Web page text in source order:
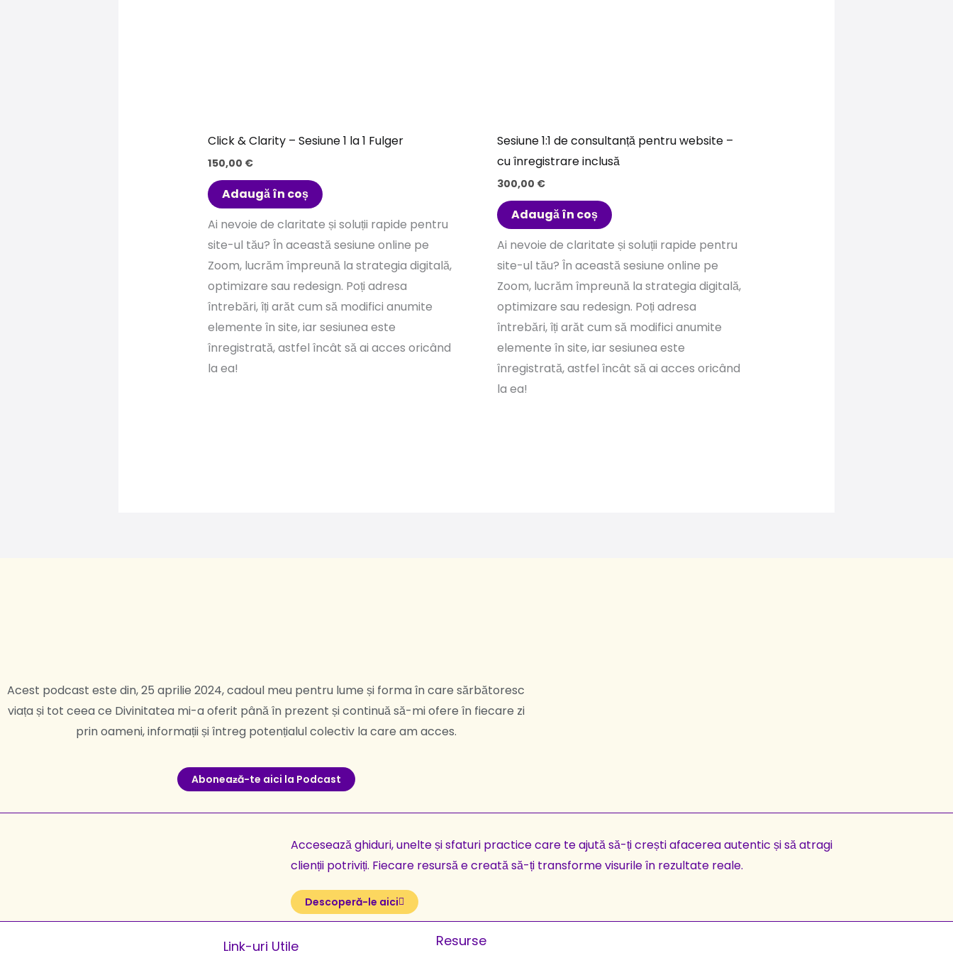
Click & Clarity – Sesiune 1 la 1 Fulger
150,00 €
Adaugă în coș
Ai nevoie de claritate și soluții rapide pentru
site-ul tău? În această sesiune online pe
Zoom, lucrăm împreună la strategia digitală,
optimizare sau redesign. Poți adresa
întrebări, îți arăt cum să modifici anumite
elemente în site, iar sesiunea este
înregistrată, astfel încât să ai acces oricând
la ea!
Sesiune 1:1 de consultanță pentru website –
cu înregistrare inclusă
300,00 €
Adaugă în coș
Ai nevoie de claritate și soluții rapide pentru
site-ul tău? În această sesiune online pe
Zoom, lucrăm împreună la strategia digitală,
optimizare sau redesign. Poți adresa
întrebări, îți arăt cum să modifici anumite
elemente în site, iar sesiunea este
înregistrată, astfel încât să ai acces oricând
la ea!
Acest podcast este din, 25 aprilie 2024, cadoul meu pentru lume și forma în care sărbătoresc
viața și tot ceea ce Divinitatea mi-a oferit până în prezent și continuă să-mi ofere în fiecare zi
prin oameni, informații și întreg potențialul colectiv la care am acces.
Aboneaƶă-te aici la Podcast
Accesează ghiduri, unelte și sfaturi practice care te ajută să-ți crești afacerea autentic și să atragi
clienții potriviți. Fiecare resursă e creată să-ți transforme visurile în rezultate reale.
Descoperă-le aici
Link-uri Utile Resurse